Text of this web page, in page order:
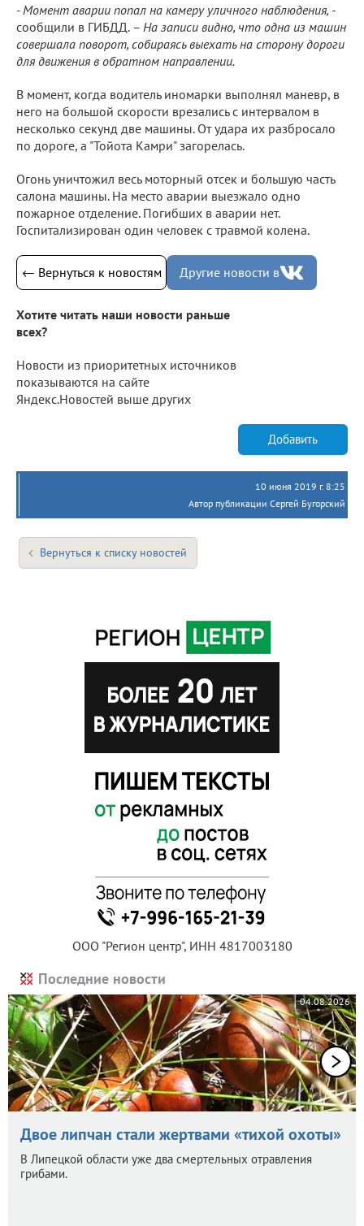
- Момент аварии попал на камеру уличного наблюдения, -
сообщили в ГИБДД. – На записи видно, что одна из машин
совершала поворот, собираясь выехать на сторону дороги
для движения в обратном направлении.
В момент, когда водитель иномарки выполнял маневр, в
него на большой скорости врезались с интервалом в
несколько секунд две машины. От удара их разбросало
по дороге, а "Тойота Камри" загорелась.
Огонь уничтожил весь моторный отсек и большую часть
салона машины. На место аварии выезжало одно
пожарное отделение. Погибших в аварии нет.
Госпитализирован один человек с травмой колена.
← Вернуться к новостям Другие новости в
Хотите читать наши новости раньше
всех?
Новости из приоритетных источников
показываются на сайте
Яндекс.Новостей выше других
Добавить
10 июня 2019 г. 8:25
Автор публикации Сергей Бугорский
Вернуться к списку новостей
ООО "Регион центр", ИНН 4817003180
Последние новости
04.08.2026
Двое липчан стали жертвами «тихой охоты»
В Липецкой области уже два смертельных отравления
грибами.